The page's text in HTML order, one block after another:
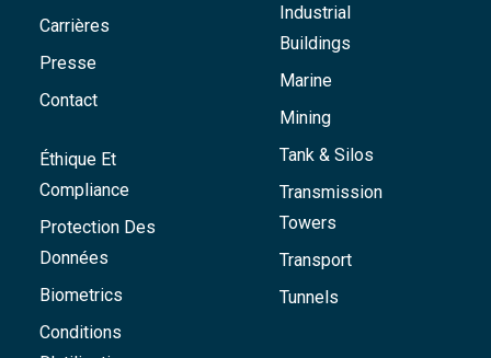
Carrières
Presse
Contact
Éthique Et
Compliance
Protection Des
Données
Biometrics
Conditions
Industrial
Buildings
Marine
Mining
Tank & Silos
Transmission
Towers
Transport
Tunnels